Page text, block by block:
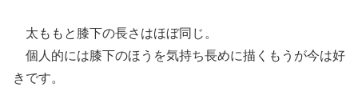
太ももと膝下の長さはほぼ同じ。
個人的には膝下のほうを気持ち長めに描くもうが今は好
きです。